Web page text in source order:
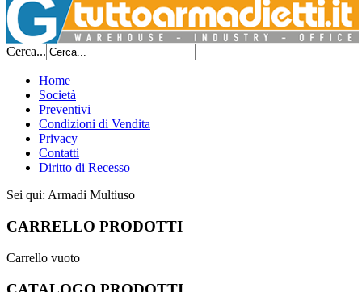
Cerca...
Home
Società
Preventivi
Condizioni di Vendita
Privacy
Contatti
Diritto di Recesso
Sei qui: Armadi Multiuso
CARRELLO PRODOTTI
Carrello vuoto